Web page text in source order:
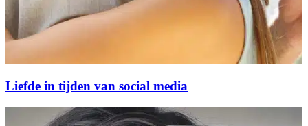
Liefde in tijden van social media